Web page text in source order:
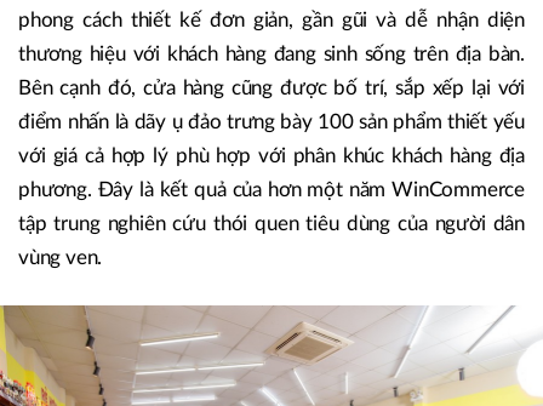
Về phía WinMart+, mô hình cửa hàng mới này mang
phong cách thiết kế đơn giản, gần gũi và dễ nhận diện
thương hiệu với khách hàng đang sinh sống trên địa bàn.
Bên cạnh đó, cửa hàng cũng được bố trí, sắp xếp lại với
với giá cả hợp lý phù hợp với phân khúc khách hàng địa
phương. Đây là kết quả của hơn một năm WinCommerce
tập trung nghiên cứu thói quen tiêu dùng của người dân